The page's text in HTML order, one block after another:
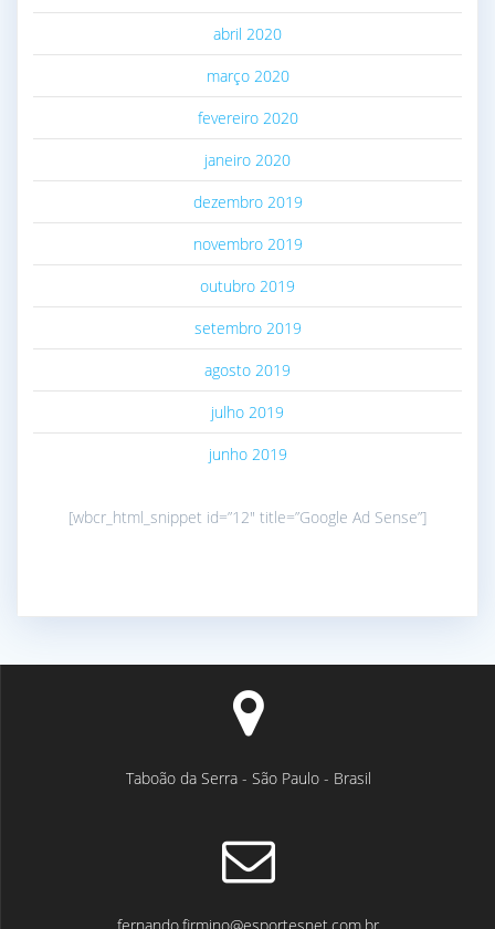
abril 2020
março 2020
fevereiro 2020
janeiro 2020
dezembro 2019
novembro 2019
outubro 2019
setembro 2019
agosto 2019
julho 2019
junho 2019
[wbcr_html_snippet id=”12″ title=”Google Ad Sense”]
Taboão da Serra - São Paulo - Brasil